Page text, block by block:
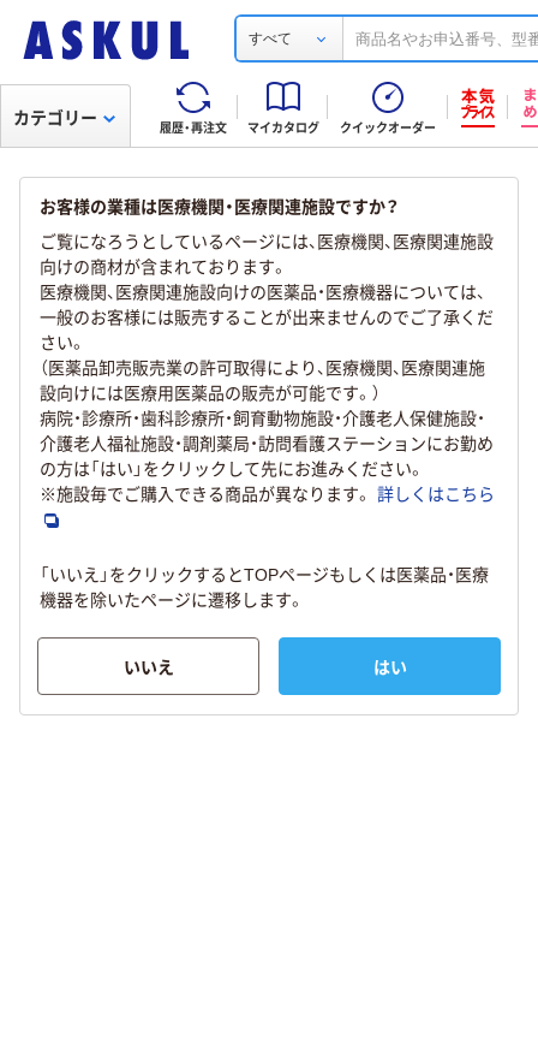
すべて
履歴・再注文 マイカタログ クイックオーダー
カテゴリー
お客様の業種は医療機関・医療関連施設ですか？
ご覧になろうとしているページには、医療機関、医療関連施設
向けの商材が含まれております。
医療機関、医療関連施設向けの医薬品・医療機器については、
一般のお客様には販売することが出来ませんのでご了承くだ
さい。
（医薬品卸売販売業の許可取得により、医療機関、医療関連施
設向けには医療用医薬品の販売が可能です。）
病院・診療所・歯科診療所・飼育動物施設・介護老人保健施設・
介護老人福祉施設・調剤薬局・訪問看護ステーションにお勤め
の方は「はい」をクリックして先にお進みください。
※施設毎でご購入できる商品が異なります。 詳しくはこちら
「いいえ」をクリックするとTOPページもしくは医薬品・医療
機器を除いたページに遷移します。
いいえ はい